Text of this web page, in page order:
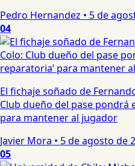
Pedro Hernandez • 5 de
04
El fichaje soñado de
Club dueño del pase pondrá
para mantener al jugador
Javier Mora • 5 de agosto de
05